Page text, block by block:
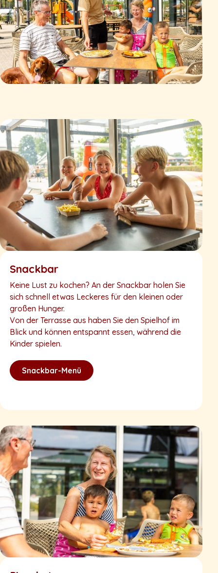
Snackbar
Keine Lust zu kochen? An der Snackbar holen Sie
sich schnell etwas Leckeres für den kleinen oder
großen Hunger.
Von der Terrasse aus haben Sie den Spielhof im
Blick und können entspannt essen, während die
Kinder spielen.
Snackbar-Menü